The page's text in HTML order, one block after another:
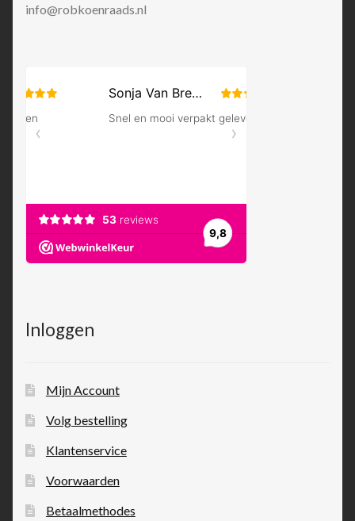
info@robkoenraads.nl
Inloggen
Mijn Account
Volg bestelling
Klantenservice
Voorwaarden
Betaalmethodes